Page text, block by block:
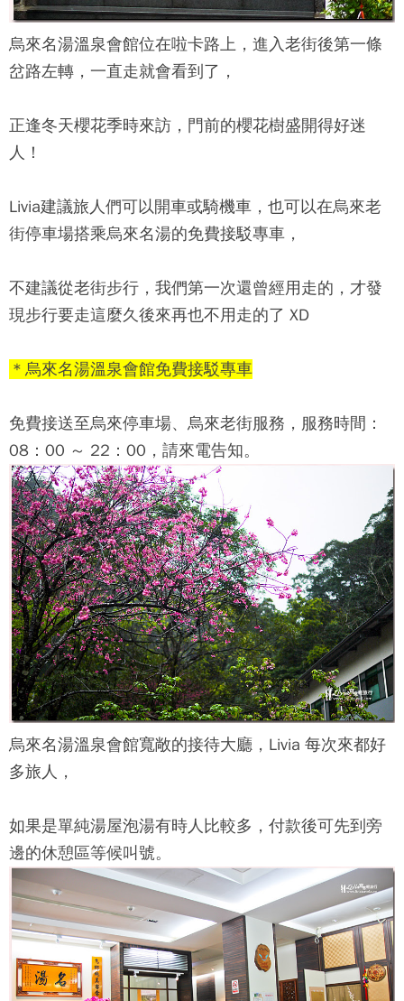
烏來名湯溫泉會館位在啦卡路上，進入老街後第一條
岔路左轉，一直走就會看到了，
正逢冬天櫻花季時來訪，門前的櫻花樹盛開得好迷
人！
Livia建議旅人們可以開車或騎機車，也可以在烏來老
街停車場搭乘烏來名湯的免費接駁專車，
不建議從老街步行，我們第一次還曾經用走的，才發
現步行要走這麼久後來再也不用走的了 XD
＊烏來名湯溫泉會館免費接駁專車
免費接送至烏來停車場、烏來老街服務，服務時間：
08：00 ～ 22：00，請來電告知。
烏來名湯溫泉會館寬敞的接待大廳，Livia 每次來都好
多旅人，
如果是單純湯屋泡湯有時人比較多，付款後可先到旁
邊的休憩區等候叫號。